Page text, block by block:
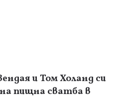
и Том Холанд си
пищна сватба в